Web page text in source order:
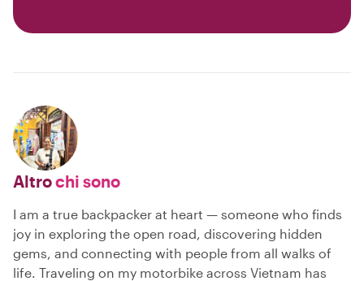
Altrochi sono
I am a true backpacker at heart — someone who finds
joy in exploring the open road, discovering hidden
gems, and connecting with people from all walks of
life. Traveling on my motorbike across Vietnam has